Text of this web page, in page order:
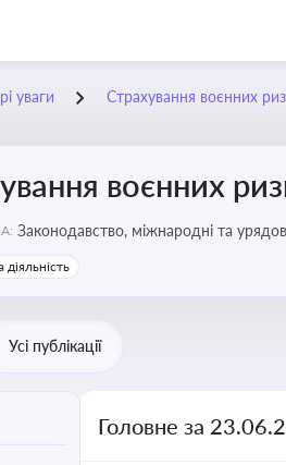
уваги Страхування воєнних
воєнних
Законодавство, міжнародні та
діяльність
Усі публікації
Головне за